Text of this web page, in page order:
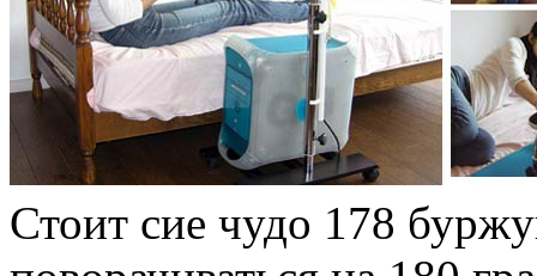
Стоит сие чудо 178